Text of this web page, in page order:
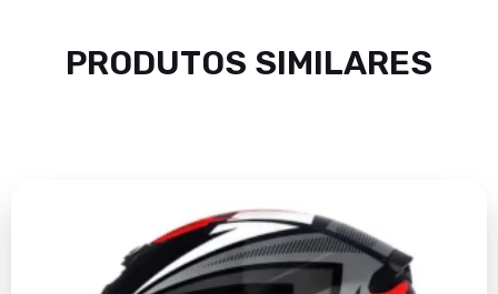
PRODUTOS SIMILARES